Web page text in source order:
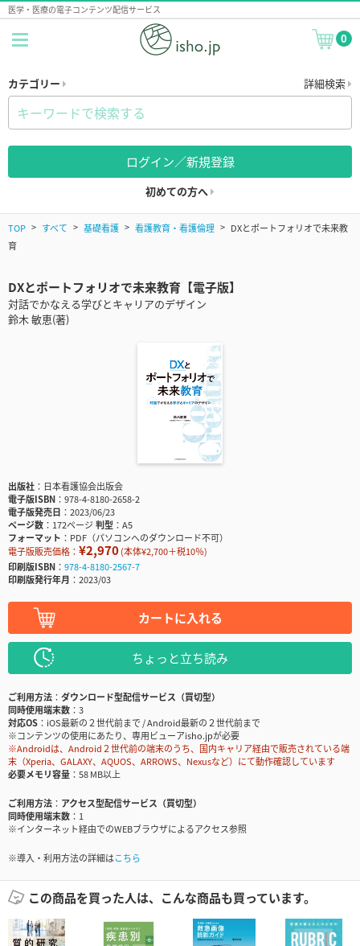
医学・医療の電子コンテンツ配信サービス
0
カテゴリー 詳細検索
ログイン／新規登録
初めての方へ
TOP すべて 基礎看護 看護教育・看護倫理
DXとポートフォリオで未来教
育
DXとポートフォリオで未来教育【電子版】
対話でかなえる学びとキャリアのデザイン
鈴木 敏恵(著)
出版社
日本看護協会出版会
電子版ISBN
978-4-8180-2658-2
電子版発売日
2023/06/23
ページ数
172ページ判型
A5
フォーマット
PDF（パソコンへのダウンロード不可）
電子版販売価格： ¥2,970(本体¥2,700＋税10％)
印刷版ISBN
978-4-8180-2567-7
印刷版発行年月
2023/03
カートに入れる
ちょっと立ち読み
ご利用方法
ダウンロード型配信サービス（買切型）
同時使用端末数
3
対応OS
iOS最新の２世代前まで / Android最新の２世代前まで
※コンテンツの使用にあたり、専用ビューアisho.jpが必要
※Androidは、Android２世代前の端末のうち、国内キャリア経由で販売されている端
末（Xperia、GALAXY、AQUOS、ARROWS、Nexusなど）にて動作確認しています
必要メモリ容量
58 MB以上
ご利用方法
アクセス型配信サービス（買切型）
同時使用端末数
1
※インターネット経由でのWEBブラウザによるアクセス参照
※導入・利用方法の詳細はこちら
この商品を買った人は、こんな商品も買っています。